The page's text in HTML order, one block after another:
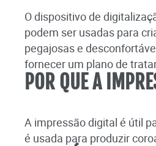
O dispositivo de
podem ser usadas para
pegajosas e
fornecer um plano de
POR QUE A
A impressão digital é útil
é usada para produzir